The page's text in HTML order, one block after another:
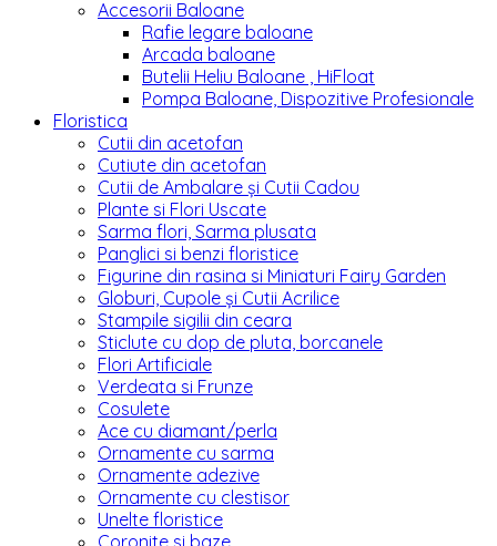
Accesorii Baloane
Rafie legare baloane
Arcada baloane
Butelii Heliu Baloane , HiFloat
Pompa Baloane, Dispozitive Profesionale
Floristica
Cutii din acetofan
Cutiute din acetofan
Cutii de Ambalare și Cutii Cadou
Plante si Flori Uscate
Sarma flori, Sarma plusata
Panglici si benzi floristice
Figurine din rasina si Miniaturi Fairy Garden
Globuri, Cupole și Cutii Acrilice
Stampile sigilii din ceara
Sticlute cu dop de pluta, borcanele
Flori Artificiale
Verdeata si Frunze
Cosulete
Ace cu diamant/perla
Ornamente cu sarma
Ornamente adezive
Ornamente cu clestisor
Unelte floristice
Coronite si baze